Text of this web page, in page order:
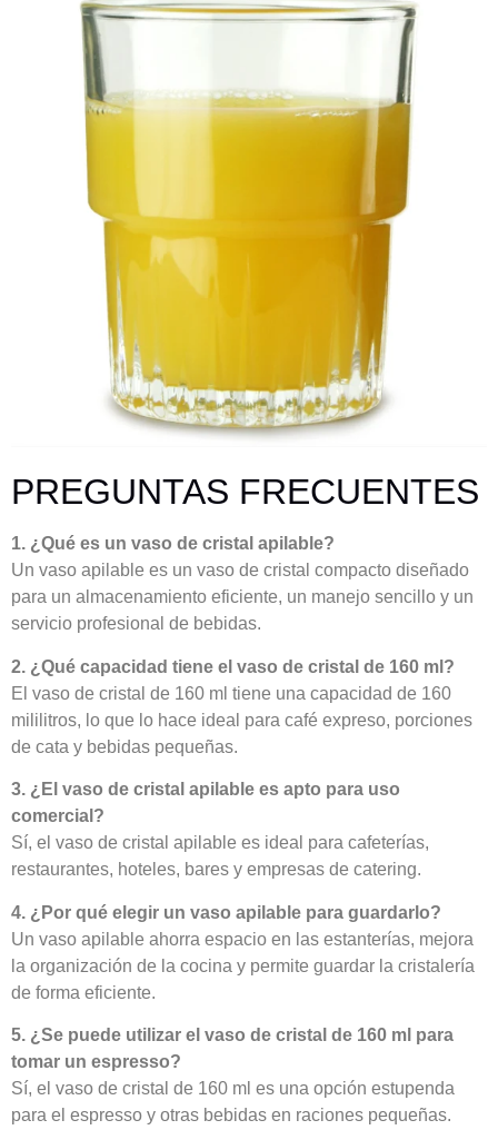
PREGUNTAS FRECUENTES
1. ¿Qué es un vaso de cristal apilable?
Un vaso apilable es un vaso de cristal compacto diseñado
para un almacenamiento eficiente, un manejo sencillo y un
servicio profesional de bebidas.
2. ¿Qué capacidad tiene el vaso de cristal de 160 ml?
El vaso de cristal de 160 ml tiene una capacidad de 160
mililitros, lo que lo hace ideal para café expreso, porciones
de cata y bebidas pequeñas.
3. ¿El vaso de cristal apilable es apto para uso
comercial?
Sí, el vaso de cristal apilable es ideal para cafeterías,
restaurantes, hoteles, bares y empresas de catering.
4. ¿Por qué elegir un vaso apilable para guardarlo?
Un vaso apilable ahorra espacio en las estanterías, mejora
la organización de la cocina y permite guardar la cristalería
de forma eficiente.
5. ¿Se puede utilizar el vaso de cristal de 160 ml para
tomar un espresso?
Sí, el vaso de cristal de 160 ml es una opción estupenda
para el espresso y otras bebidas en raciones pequeñas.